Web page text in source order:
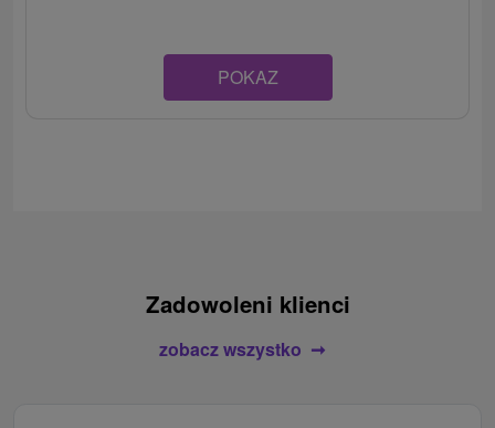
POKAZ
Zadowoleni klienci
zobacz wszystko